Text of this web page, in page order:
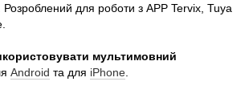
Розроблений для роботи з APP Tervix, Tuya
мультимовний
Android та для iPhone